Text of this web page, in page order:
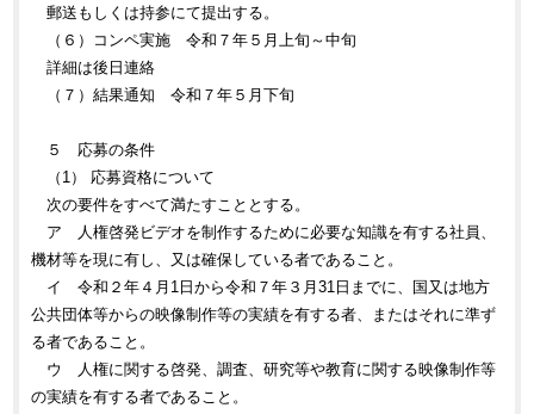
郵送もしくは持参にて提出する。
（６）コンペ実施 令和７年５月上旬～中旬
詳細は後日連絡
（７）結果通知 令和７年５月下旬
５ 応募の条件
（1） 応募資格について
次の要件をすべて満たすこととする。
ア 人権啓発ビデオを制作するために必要な知識を有する社員、
機材等を現に有し、又は確保している者であること。
イ 令和２年４月1日から令和７年３月31日までに、国又は地方
公共団体等からの映像制作等の実績を有する者、またはそれに準ず
る者であること。
ウ 人権に関する啓発、調査、研究等や教育に関する映像制作等
の実績を有する者であること。